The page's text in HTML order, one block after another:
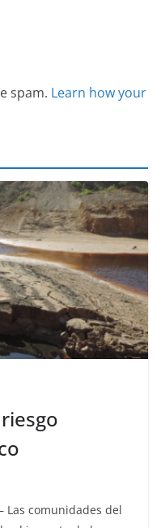
spam. Learn how your
Las comunidades del